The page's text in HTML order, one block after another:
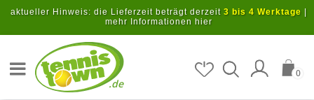
Zum Hauptinhalt springen
aktueller Hinweis: die Lieferzeit beträgt derzeit 3 bis 4 Werktage
mehr Informationen hier
.de
0